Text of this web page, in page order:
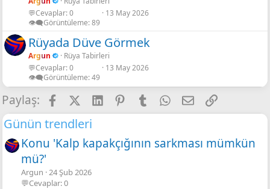
💬Cevaplar 0
👁️‍🗨️Görüntüleme 89
13 May 2026
Rüyada Düve Görmek
Argun
Rüya Tabirleri
💬Cevaplar 0
👁️‍🗨️Görüntüleme 49
13 May 2026
Paylaş: FacebookLinkedInPinterestTumblrWhatsApp
E-posta
Link
Günün trendleri
Konu 'Kalp kapakçığının sarkması mümkün
mü?'
Argun 24 Şub 2026
💬Cevaplar: 0